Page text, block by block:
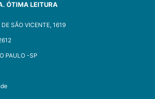
ÓTIMA LEITURA
SÃO VICENTE, 1619
PAULO -SP​